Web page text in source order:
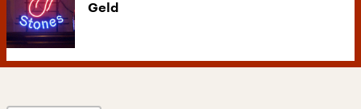
Geld